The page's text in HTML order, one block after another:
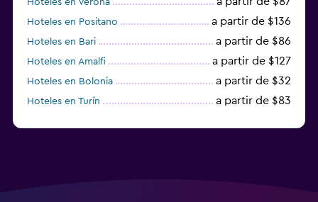
Hoteles en Verona
Hoteles en Positano a partir de $136
Hoteles en Bari a partir de $86
Hoteles en Amalfi a partir de $127
Hoteles en Bolonia a partir de $32
Hoteles en Turín a partir de $83